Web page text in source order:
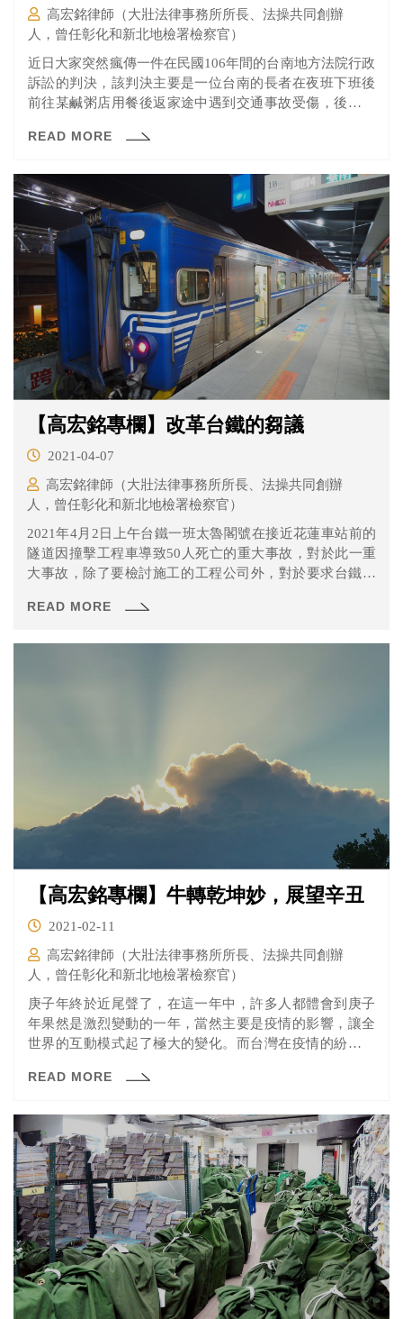
高宏銘律師（大壯法律事務所所長、法操共同創辦
人，曾任彰化和新北地檢署檢察官）
近日大家突然瘋傳一件在民國106年間的台南地方法院行政
訴訟的判決，該判決主要是一位台南的長者在夜班下班後
前往某鹹粥店用餐後返家途中遇到交通事故受傷，後來向
後前往某鹹粥店之行為，已脫離自就業場所返回日常居住
該長者後來向法院提起訴訟，在本件中，法官認為下班後
去吃碗鹹粥是該長者日常習性，所以是日常生活所必需的
之私人行為，所以仍屬在合理通勤時間發生事故，因此屬
於職業災害，勞保局應該要給付。
READ MORE
【高宏銘專欄】改革台鐵的芻議
2021-04-07
高宏銘律師（大壯法律事務所所長、法操共同創辦
人，曾任彰化和新北地檢署檢察官）
2021年4月2日上午台鐵一班太魯閣號在接近花蓮車站前的
隧道因撞擊工程車導致50人死亡的重大事故，對於此一重
大事故，除了要檢討施工的工程公司外，對於要求台鐵的
READ MORE
【高宏銘專欄】牛轉乾坤妙，展望辛丑
2021-02-11
高宏銘律師（大壯法律事務所所長、法操共同創辦
人，曾任彰化和新北地檢署檢察官）
庚子年終於近尾聲了，在這一年中，許多人都體會到庚子
年果然是激烈變動的一年，當然主要是疫情的影響，讓全
世界的互動模式起了極大的變化。而台灣在疫情的紛擾之
經濟體中成長率最高的，這樣的表現，台灣全體國人的努
READ MORE